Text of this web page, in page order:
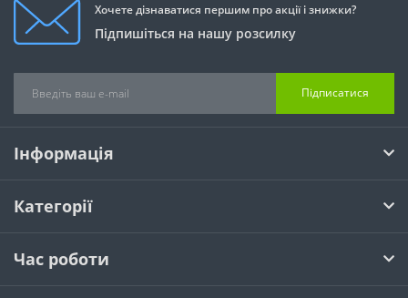
Хочете дізнаватися першим про акції і знижки?
Підпишіться на нашу розсилку
Підписатися
Інформація
Категорії
Час роботи